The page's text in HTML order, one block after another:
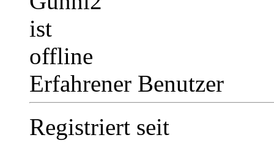
Erfahrener Benutzer
Registriert seit